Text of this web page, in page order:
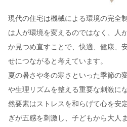
現代の住宅は機械による環境の完全
は人が環境を変えるのではなく、人
か見つめ直すことで、快適、健康、
せにつながると考えています。
夏の暑さや冬の寒さといった季節の
や生理リズムを整える重要な刺激に
然要素はストレスを和らげて心を安
ぎが五感を刺激し、子どもから大人